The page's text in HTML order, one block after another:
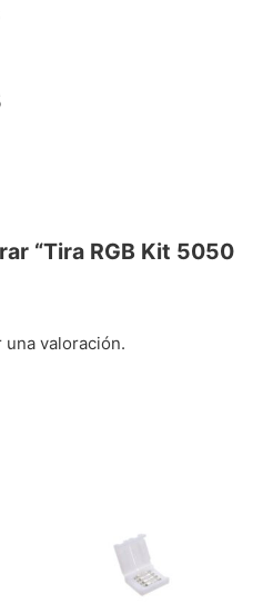
“Tira RGB Kit 5050
una valoración.